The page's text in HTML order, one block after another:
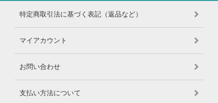
特定商取引法に基づく表記（返品など）
マイアカウント
お問い合わせ
支払い方法について